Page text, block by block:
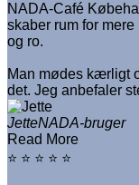
NADA-Café
skaber rum for
og ro.
Man mødes kærligt
det. Jeg anbefaler
JetteNADA-bruger
Read More
⭐ ⭐ ⭐ ⭐ ⭐